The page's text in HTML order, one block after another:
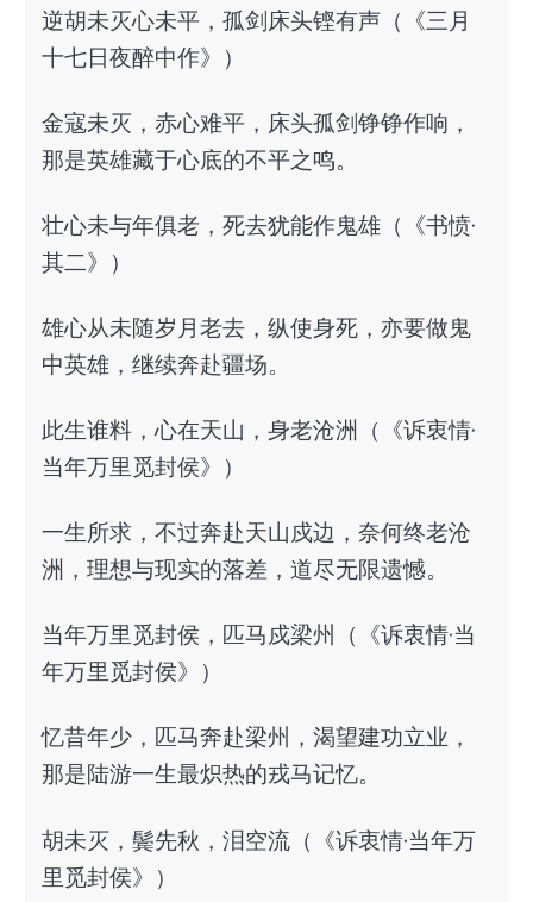
逆胡未灭心未平，孤剑床头铿有声（《三月
十七日夜醉中作》）
金寇未灭，赤心难平，床头孤剑铮铮作响，
那是英雄藏于心底的不平之鸣。
壮心未与年俱老，死去犹能作鬼雄（《书愤·
其二》）
雄心从未随岁月老去，纵使身死，亦要做鬼
中英雄，继续奔赴疆场。
此生谁料，心在天山，身老沧洲（《诉衷情·
当年万里觅封侯》）
一生所求，不过奔赴天山戍边，奈何终老沧
洲，理想与现实的落差，道尽无限遗憾。
当年万里觅封侯，匹马戍梁州（《诉衷情·当
年万里觅封侯》）
忆昔年少，匹马奔赴梁州，渴望建功立业，
那是陆游一生最炽热的戎马记忆。
胡未灭，鬓先秋，泪空流（《诉衷情·当年万
里觅封侯》）